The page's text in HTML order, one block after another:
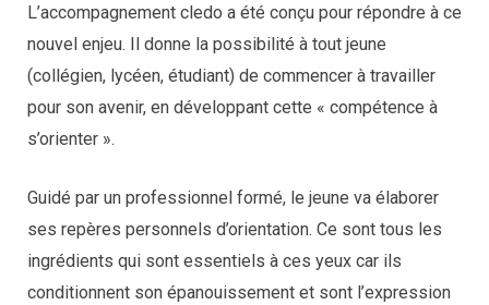
L’accompagnement cledo a été conçu pour répondre à ce
nouvel enjeu. Il donne la possibilité à tout jeune
(collégien, lycéen, étudiant) de commencer à travailler
pour son avenir, en développant cette « compétence à
s’orienter ».
Guidé par un professionnel formé, le jeune va élaborer
ses repères personnels d’orientation. Ce sont tous les
ingrédients qui sont essentiels à ces yeux car ils
conditionnent son épanouissement et sont l’expression